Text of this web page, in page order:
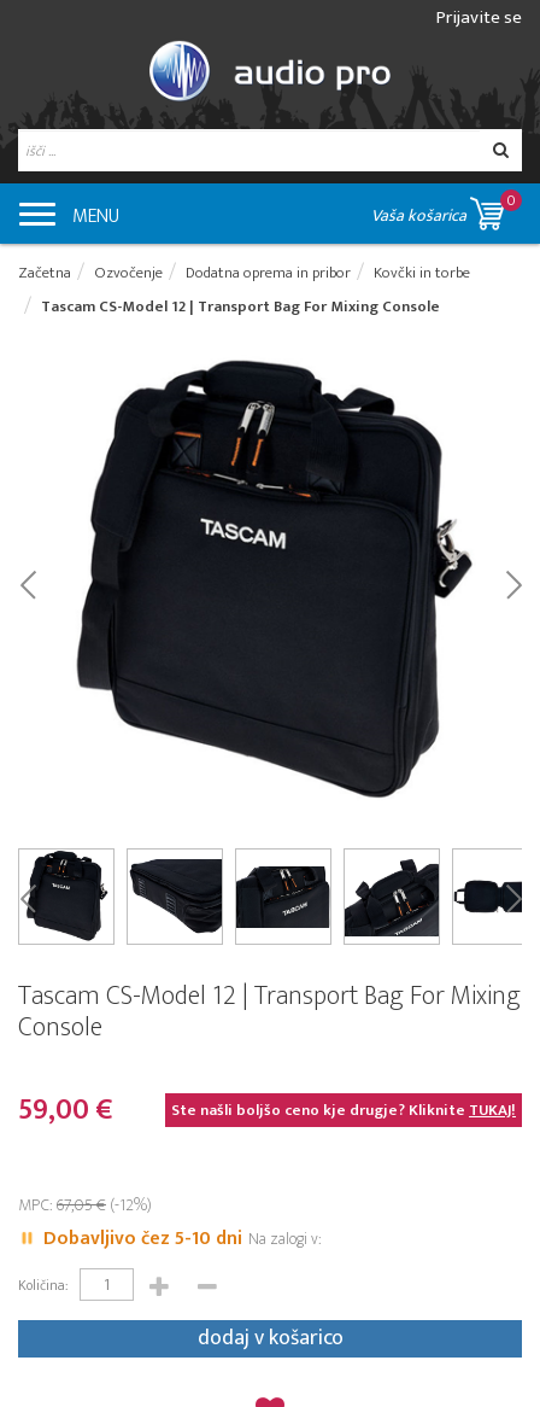
Prijavite se
MENU Vaša košarica
0
Začetna Ozvočenje Dodatna oprema in pribor
Kovčki in torbe
Tascam CS-Model 12 | Transport Bag For Mixing Console
Tascam CS-Model 12 | Transport Bag For Mixing
Console
59,00 € Ste našli boljšo ceno kje drugje? KlikniteTUKAJ!
MPC:67,05 €(-12%)
Dobavljivo čez 5-10 dni Na zalogi v:
Količina:
dodaj v košarico